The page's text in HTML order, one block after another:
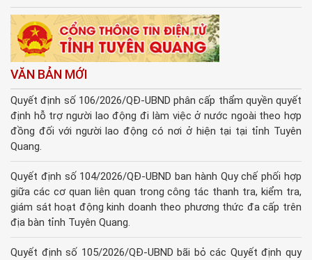
VĂN BẢN MỚI
Quyết định số 106/2026/QĐ-UBND phân cấp thẩm quyền quyết
định hỗ trợ người lao động đi làm việc ở nước ngoài theo hợp
đồng đối với người lao động có nơi ở hiện tại tại tỉnh Tuyên
Quang.
Quyết định số 104/2026/QĐ-UBND ban hành Quy chế phối hợp
giữa các cơ quan liên quan trong công tác thanh tra, kiểm tra,
giám sát hoạt động kinh doanh theo phương thức đa cấp trên
địa bàn tỉnh Tuyên Quang.
Quyết định số 105/2026/QĐ-UBND bãi bỏ các Quyết định quy